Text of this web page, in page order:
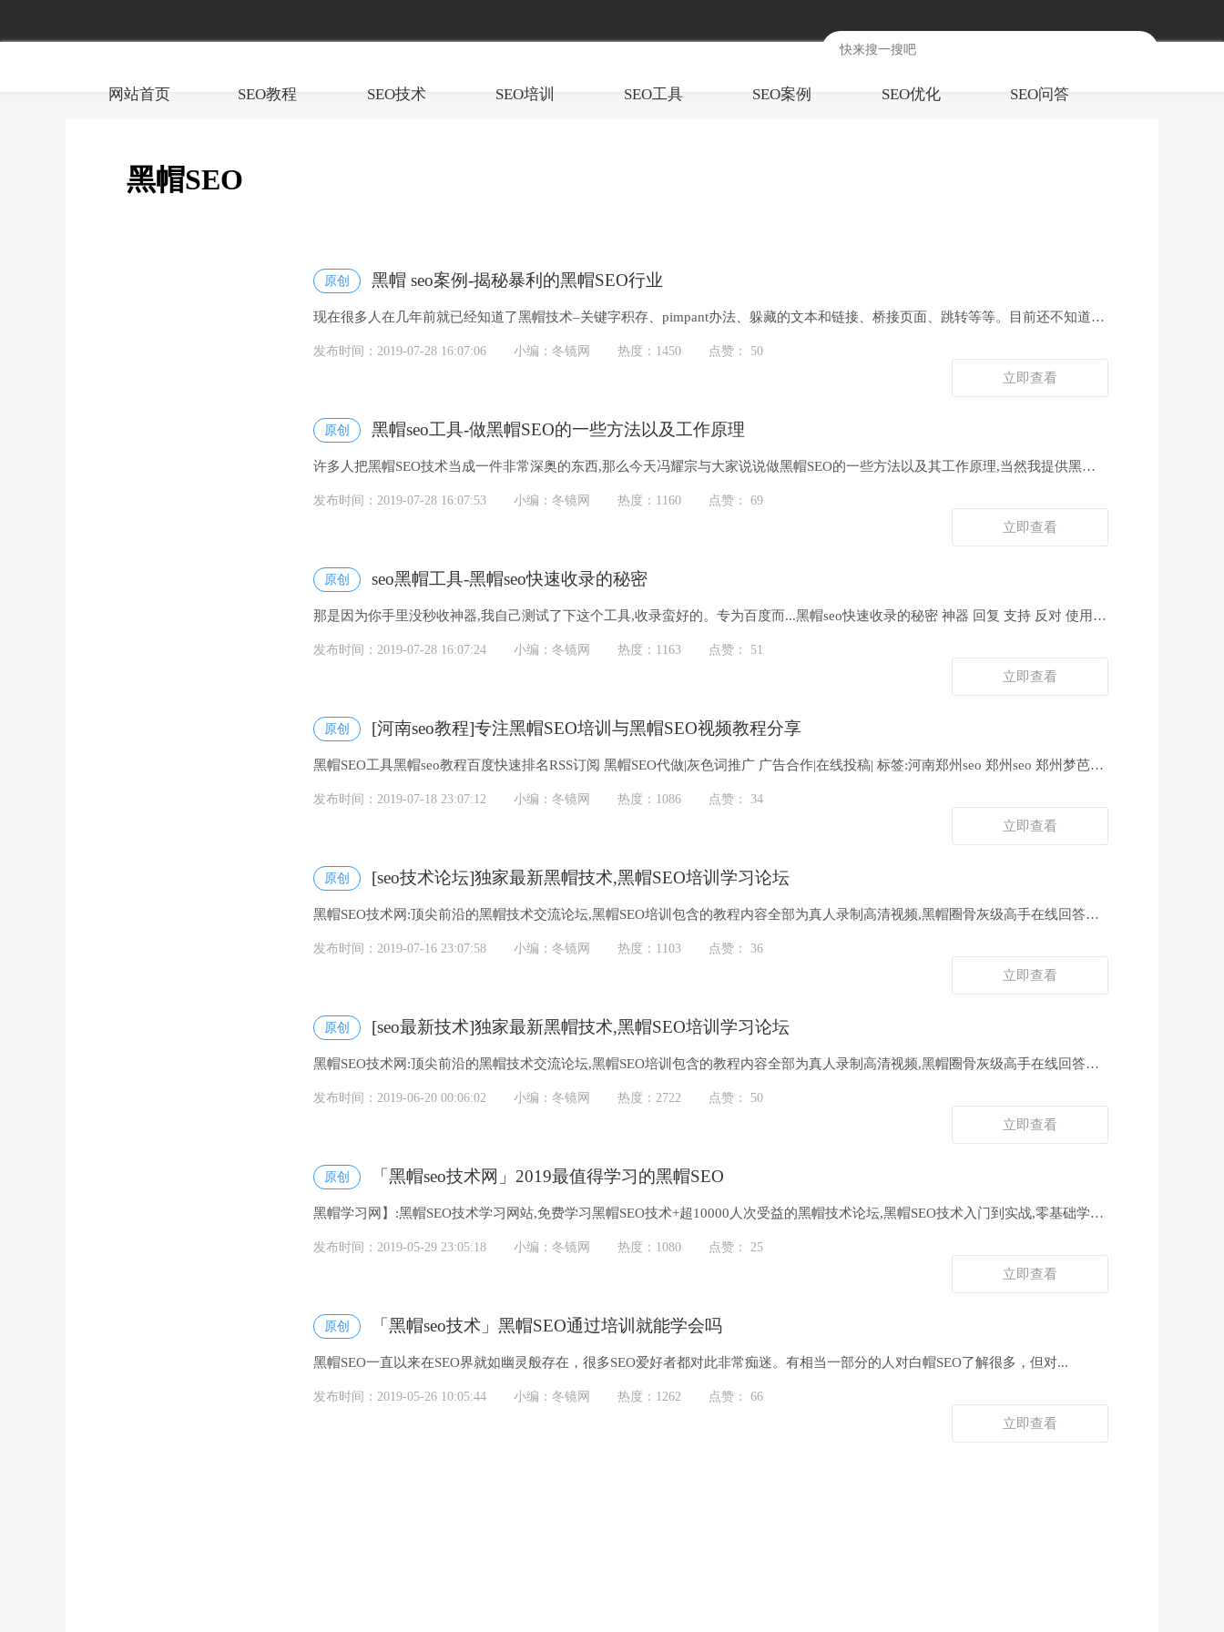
网站首页 SEO教程 SEO技术 SEO培训 SEO工具 SEO案例 SEO优化 SEO问答
黑帽SEO
原创 黑帽 seo案例-揭秘暴利的黑帽SEO行业
现在很多人在几年前就已经知道了黑帽技术–关键字积存、pimpant办法、躲藏的文本和链接、桥接页面、跳转等等。目前还不知道黑
帽是搜索引擎优化的最高...
发布时间：2019-07-28 16:07:06 小编：冬镜网 热度：1450 点赞： 50
立即查看
原创 黑帽seo工具-做黑帽SEO的一些方法以及工作原理
许多人把黑帽SEO技术当成一件非常深奥的东西,那么今天冯耀宗与大家说说做黑帽SEO的一些方法以及其工作原理,当然我提供黑帽
SEO技术的方法和原理是为了让大家能够了解...
发布时间：2019-07-28 16:07:53 小编：冬镜网 热度：1160 点赞： 69
立即查看
原创 seo黑帽工具-黑帽seo快速收录的秘密
那是因为你手里没秒收神器,我自己测试了下这个工具,收录蛮好的。专为百度而...黑帽seo快速收录的秘密 神器 回复 支持 反对 使用道
具 举报 eshow...
发布时间：2019-07-28 16:07:24 小编：冬镜网 热度：1163 点赞： 51
立即查看
原创 [河南seo教程]专注黑帽SEO培训与黑帽SEO视频教程分享
黑帽SEO工具黑帽seo教程百度快速排名RSS订阅 黑帽SEO代做|灰色词推广 广告合作|在线投稿| 标签:河南郑州seo 郑州seo 郑州梦芭莎
SEO优化案例剖析...
发布时间：2019-07-18 23:07:12 小编：冬镜网 热度：1086 点赞： 34
立即查看
原创 [seo技术论坛]独家最新黑帽技术,黑帽SEO培训学习论坛
黑帽SEO技术网:顶尖前沿的黑帽技术交流论坛,黑帽SEO培训包含的教程内容全部为真人录制高清视频,黑帽圈骨灰级高手在线回答问
题,同时有交流圈,教程录制内容简单通俗易...
发布时间：2019-07-16 23:07:58 小编：冬镜网 热度：1103 点赞： 36
立即查看
原创 [seo最新技术]独家最新黑帽技术,黑帽SEO培训学习论坛
黑帽SEO技术网:顶尖前沿的黑帽技术交流论坛,黑帽SEO培训包含的教程内容全部为真人录制高清视频,黑帽圈骨灰级高手在线回答问
题,同时有交流圈,教程录制内容简单通俗易...
发布时间：2019-06-20 00:06:02 小编：冬镜网 热度：2722 点赞： 50
立即查看
原创 「黑帽seo技术网」2019最值得学习的黑帽SEO
黑帽学习网】:黑帽SEO技术学习网站,免费学习黑帽SEO技术+超10000人次受益的黑帽技术论坛,黑帽SEO技术入门到实战,零基础学习
黑帽技术无负担!系统学习黑帽技术并...
发布时间：2019-05-29 23:05:18 小编：冬镜网 热度：1080 点赞： 25
立即查看
原创 「黑帽seo技术」黑帽SEO通过培训就能学会吗
黑帽SEO一直以来在SEO界就如幽灵般存在，很多SEO爱好者都对此非常痴迷。有相当一部分的人对白帽SEO了解很多，但对...
发布时间：2019-05-26 10:05:44 小编：冬镜网 热度：1262 点赞： 66
立即查看